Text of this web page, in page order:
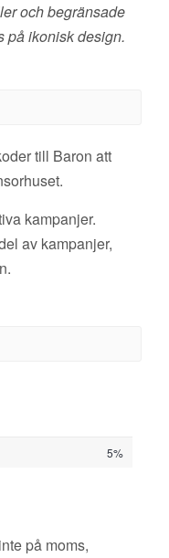
och begränsade
på ikonisk design.
till Baron att
kampanjer.
av kampanjer,
5%
på moms,